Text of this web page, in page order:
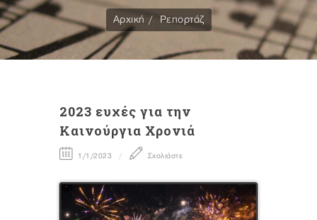
Αρχική Ρεπορτάζ
2023 ευχές για την
Καινούργια Χρονιά
1/1/2023 Σχολιάστε